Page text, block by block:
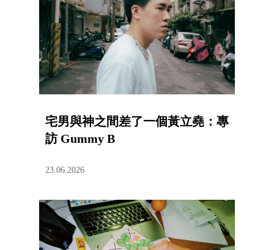
宅男與神之間差了一個黃立堯：專
訪 Gummy B
23.06.2026